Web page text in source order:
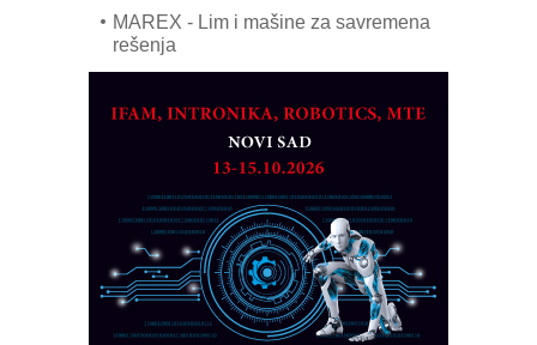
MAREX - Lim i mašine za savremena
rešenja
partner
CTO - Prilagodite svoju toplinsku
Razvoj asortimanskog pravca MINI-
PLC AKYTEC
AUKOM: Svetski standard metrologije
dostupan u Srbiji
MOTOMAN – NEXT-Robotika vođena
veštačkom inteligencijom